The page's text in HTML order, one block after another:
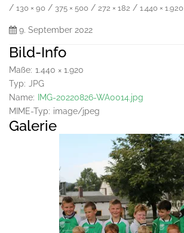
/ 130 × 90 / 375 × 500 / 272 × 182 / 1.440 × 1.920
9. September 2022
Bild-Info
Maße: 1.440 × 1.920
Typ: JPG
Name:
IMG-20220826-WA0014.jpg
MIME-Typ: image/jpeg
Galerie